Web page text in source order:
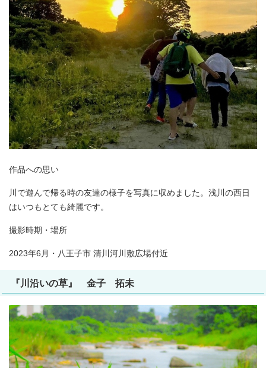
作品への思い
川で遊んで帰る時の友達の様子を写真に収めました。浅川の西日
はいつもとても綺麗です。
撮影時期・場所
2023年6月・八王子市 清川河川敷広場付近
『川沿いの草』 金子 拓未